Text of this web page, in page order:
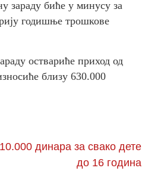
зараду биће у минусу за
годишње трошкове
оствариће приход од
близу 630.000
динара за свако дете
до 16 година